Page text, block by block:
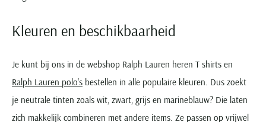
Kleuren en beschikbaarheid
Je kunt bij ons in de webshop Ralph Lauren heren T shirts en
Ralph Lauren polo's bestellen in alle populaire kleuren. Dus zoekt
je neutrale tinten zoals wit, zwart, grijs en marineblauw? Die laten
zich makkelijk combineren met andere items. Ze passen op vrijwel